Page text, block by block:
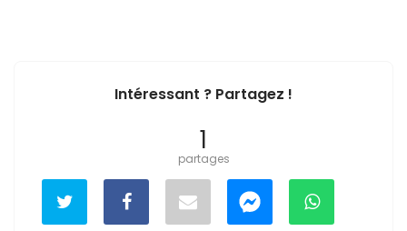
Intéressant ? Partagez !
1
partages